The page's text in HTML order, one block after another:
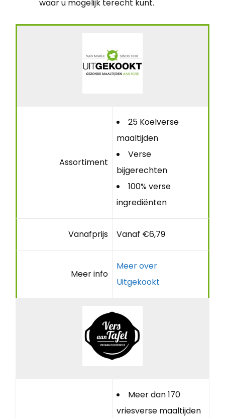
waar u mogelijk terecht kunt.
Assortiment
25 Koelverse
maaltijden
Verse
bijgerechten
100% verse
ingrediënten
Vanafprijs Vanaf €6,79
Meer info
Meer over
Uitgekookt
Meer dan 170
vriesverse maaltijden